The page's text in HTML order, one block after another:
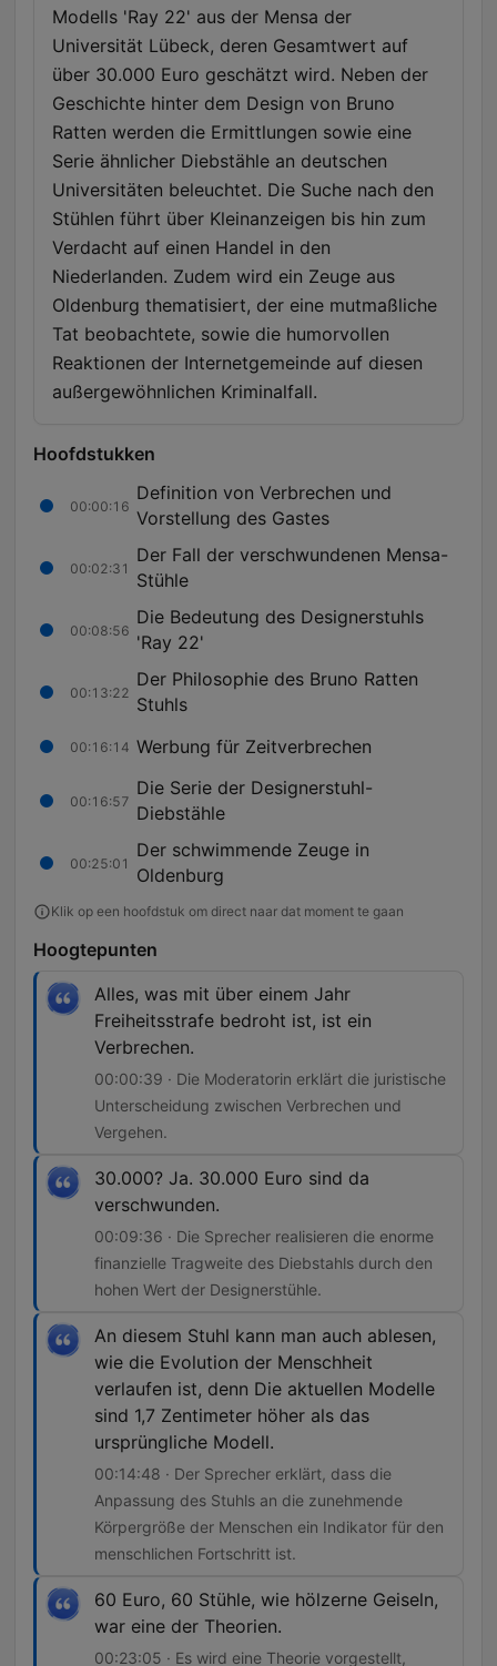
ZEIT ONLINE. Jetzt 4 Wochen kostenlos testen unter
www.zeit.de/verbrechenpodcast
Modells 'Ray 22' aus der Mensa der
Universität Lübeck, deren Gesamtwert auf
über 30.000 Euro geschätzt wird. Neben der
Geschichte hinter dem Design von Bruno
Ratten werden die Ermittlungen sowie eine
Serie ähnlicher Diebstähle an deutschen
Universitäten beleuchtet. Die Suche nach den
Stühlen führt über Kleinanzeigen bis hin zum
Verdacht auf einen Handel in den
Niederlanden. Zudem wird ein Zeuge aus
Oldenburg thematisiert, der eine mutmaßliche
Tat beobachtete, sowie die humorvollen
Reaktionen der Internetgemeinde auf diesen
außergewöhnlichen Kriminalfall.
Hoofdstukken
00:00:16
Definition von Verbrechen und
Vorstellung des Gastes
00:02:31
Der Fall der verschwundenen Mensa-
Stühle
00:08:56
Die Bedeutung des Designerstuhls
'Ray 22'
00:13:22
Der Philosophie des Bruno Ratten
Stuhls
00:16:14 Werbung für Zeitverbrechen
00:16:57
Die Serie der Designerstuhl-
Diebstähle
00:25:01
Der schwimmende Zeuge in
Oldenburg
Klik op een hoofdstuk om direct naar dat moment te gaan
Hoogtepunten
Alles, was mit über einem Jahr
Freiheitsstrafe bedroht ist, ist ein
Verbrechen.
00:00:39 · Die Moderatorin erklärt die juristische
Unterscheidung zwischen Verbrechen und
Vergehen.
30.000? Ja. 30.000 Euro sind da
verschwunden.
00:09:36 · Die Sprecher realisieren die enorme
finanzielle Tragweite des Diebstahls durch den
hohen Wert der Designerstühle.
An diesem Stuhl kann man auch ablesen,
wie die Evolution der Menschheit
verlaufen ist, denn Die aktuellen Modelle
sind 1,7 Zentimeter höher als das
ursprüngliche Modell.
00:14:48 · Der Sprecher erklärt, dass die
Anpassung des Stuhls an die zunehmende
Körpergröße der Menschen ein Indikator für den
menschlichen Fortschritt ist.
60 Euro, 60 Stühle, wie hölzerne Geiseln,
war eine der Theorien.
00:23:05 · Es wird eine Theorie vorgestellt,